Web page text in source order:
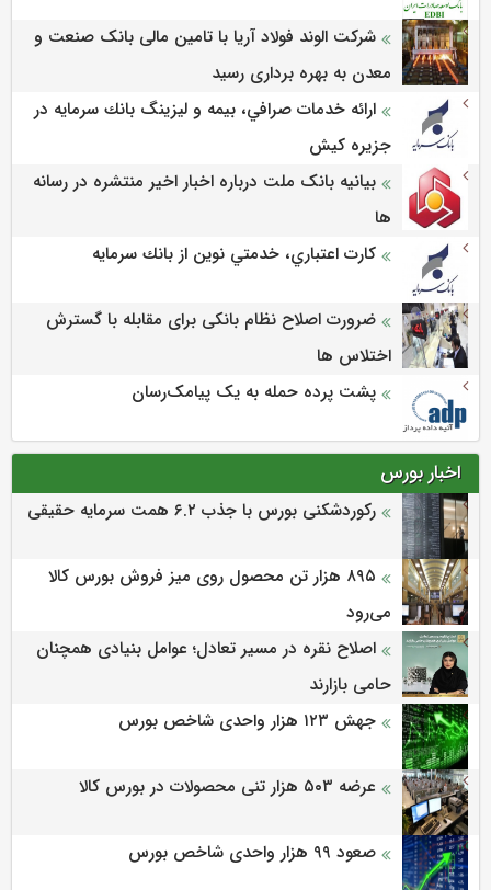
شرکت الوند فولاد آریا با تامین مالی بانک صنعت و
معدن به بهره برداری رسید
ارائه خدمات صرافي، بيمه و ليزينگ بانك سرمايه در
جزيره كيش
بیانیه بانک ملت درباره اخبار اخیر منتشره در رسانه
ها
كارت اعتباري، خدمتي نوين از بانك سرمايه
ضرورت اصلاح نظام بانکی برای مقابله با گسترش
اختلاس ها
پشت پرده حمله به یک پیامک‌رسان
اخبار بورس
رکوردشکنی بورس با جذب ۶.۲ همت سرمایه حقیقی
۸۹۵ هزار تن محصول روی میز فروش بورس کالا
می‌‌رود
اصلاح نقره در مسیر تعادل؛ عوامل بنیادی همچنان
حامی بازارند
جهش ۱۲۳ هزار واحدی شاخص بورس
عرضه ۵۰۳ هزار تنی محصولات در بورس کالا
صعود ۹۹ هزار واحدی شاخص بورس